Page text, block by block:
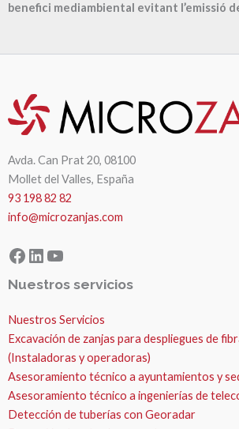
benefici mediambiental evitant l’emissió
Avda. Can Prat 20, 08100
Mollet del Valles, España
93 198 82 82
info@microzanjas.com
Facebook
LinkedIn
YouTube
Nuestros servicios
Nuestros Servicios
Excavación de zanjas para despliegues de
(Instaladoras y operadoras)
Asesoramiento técnico a ayuntamientos y
Asesoramiento técnico a ingenierías de
Detección de tuberías con Georadar